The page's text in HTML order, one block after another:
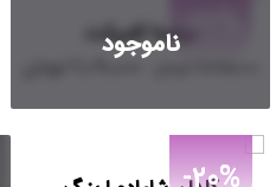
ناموجود
دراسنا کامپکت
۲,۰۹۰,۰۰۰